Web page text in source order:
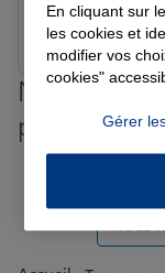
Tous nos devis
Nos offres
plus
Tous
En cliquant sur
les cookies et
modifier vos
cookies"
Gérer